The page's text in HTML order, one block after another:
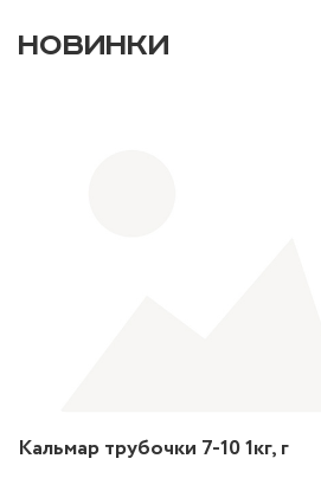
НОВИНКИ
Кальмар трубочки 7-10 1кг, г